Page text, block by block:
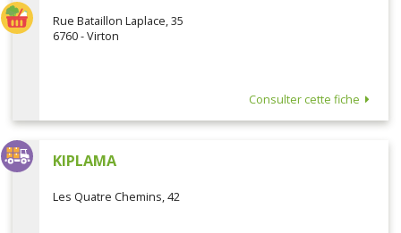
Rue Bataillon Laplace, 35
6760 - Virton
Consulter cette fiche
KIPLAMA
Les Quatre Chemins, 42